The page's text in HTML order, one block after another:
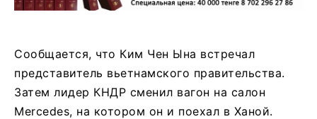
Сообщается, что Ким Чен Ына встречал
представитель вьетнамского правительства.
Затем лидер КНДР сменил вагон на салон
Mercedes, на котором он и поехал в Ханой.